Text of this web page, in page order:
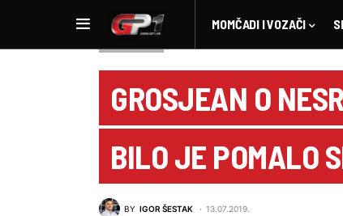
MOMČADI I VOZAČI
GROSJEAN O
BILO JE POMALO
BY IGOR ŠESTAK 13.07.2019.